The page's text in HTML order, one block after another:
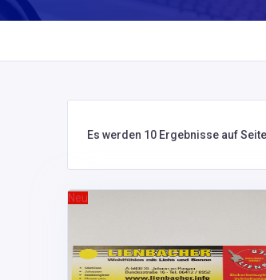
Es werden 10 Ergebnisse auf
Neu